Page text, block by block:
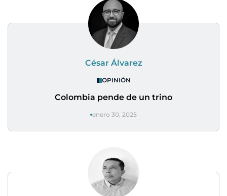
César Álvarez
OPINIÓN
Colombia pende de un trino
enero 30, 2025